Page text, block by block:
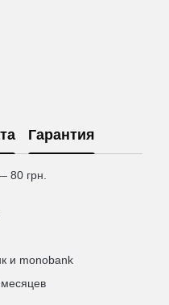
Гарантия
80 грн.
и monobank